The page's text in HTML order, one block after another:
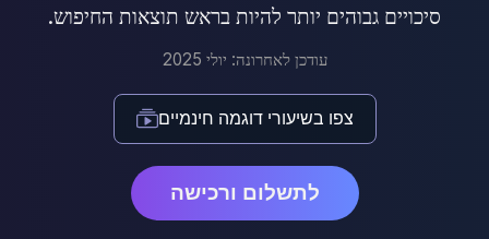
סיכויים גבוהים יותר להיות בראש תוצאות החיפוש.
עודכן לאחרונה: יולי 2025
צפו בשיעורי דוגמה חינמיים
לתשלום ורכישה